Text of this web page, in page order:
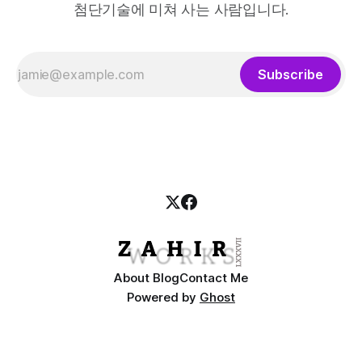
첨단기술에 미쳐 사는 사람입니다.
Subscribe
About BlogContact Me
Powered by Ghost